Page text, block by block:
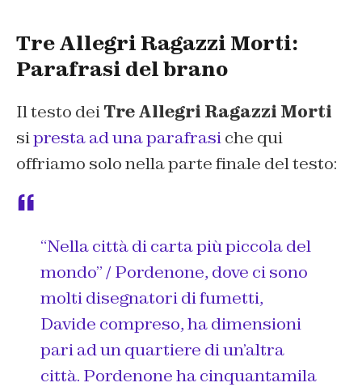
Tre Allegri Ragazzi Morti:
Parafrasi del brano
Il testo deiTre Allegri Ragazzi Morti
sipresta ad una parafrasiche qui
offriamo solo nella parte finale del testo:
“Nella città di carta più piccola del
mondo” / Pordenone, dove ci sono
molti disegnatori di fumetti,
Davide compreso, ha dimensioni
pari ad un quartiere di un’altra
città. Pordenone ha cinquantamila